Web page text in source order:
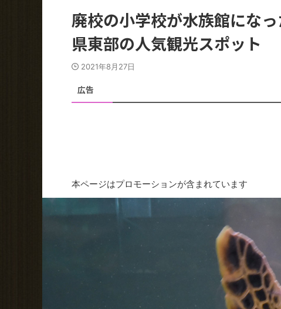
廃校の小学校が水族館にな
県東部の人気観光スポット
2021年8月27日
広告
本ページはプロモーションが含まれています